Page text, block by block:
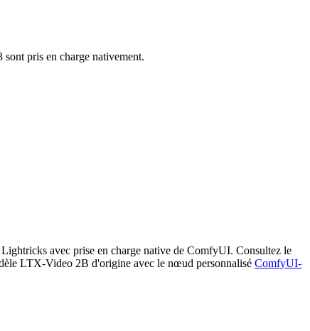
pris en charge nativement.
avec prise en charge native de ComfyUI. Consultez le
LTX-Video 2B d'origine avec le nœud personnalisé ComfyUI-